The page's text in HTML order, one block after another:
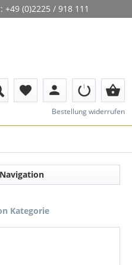
+49 (0)2225 / 918 111
favorite person shopping_basket
Bestellung widerrufen
Kategorie